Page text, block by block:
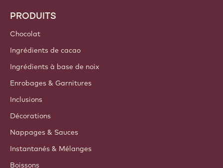
PRODUITS
Chocolat
Ingrédients de cacao
Ingrédients à base de noix
Enrobages & Garnitures
Inclusions
Décorations
Nappages & Sauces
Instantanés & Mélanges
Boissons